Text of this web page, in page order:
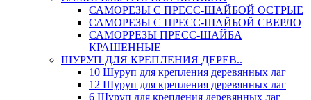
САМОРЕЗЫ С ПРЕСС-ШАЙБОЙ ОСТРЫЕ
САМОРЕЗЫ С ПРЕСС-ШАЙБОЙ СВЕРЛО
САМОРРЕЗЫ ПРЕСС-ШАЙБА
КРАШЕННЫЕ
ШУРУП ДЛЯ КРЕПЛЕНИЯ ДЕРЕВ..
10 Шуруп для крепления деревянных лаг
12 Шуруп для крепления деревянных лаг
6 Шуруп для крепления деревянных лаг